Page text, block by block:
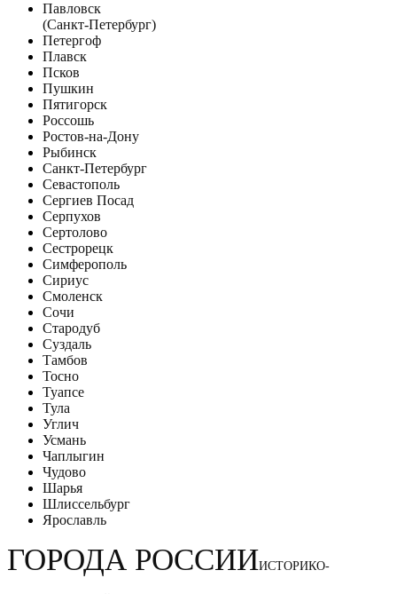
Павловск
(Санкт-Петербург)
Петергоф
Плавск
Псков
Пушкин
Пятигорск
Россошь
Ростов-на-Дону
Рыбинск
Санкт-Петербург
Севастополь
Сергиев Посад
Серпухов
Сертолово
Сестрорецк
Симферополь
Сириус
Смоленск
Сочи
Стародуб
Суздаль
Тамбов
Тосно
Туапсе
Тула
Углич
Усмань
Чаплыгин
Чудово
Шарья
Шлиссельбург
Ярославль
ГОРОДА РОССИИИСТОРИКО-